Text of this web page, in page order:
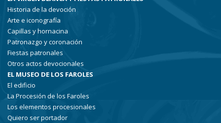
Historia de la devoción
Arte e iconografía
Capillas y hornacina
Patronazgo y coronación
Fiestas patronales
Otros actos devocionales
EL MUSEO DE LOS FAROLES
El edificio
La Procesión de los Faroles
Los elementos procesionales
Quiero ser portador